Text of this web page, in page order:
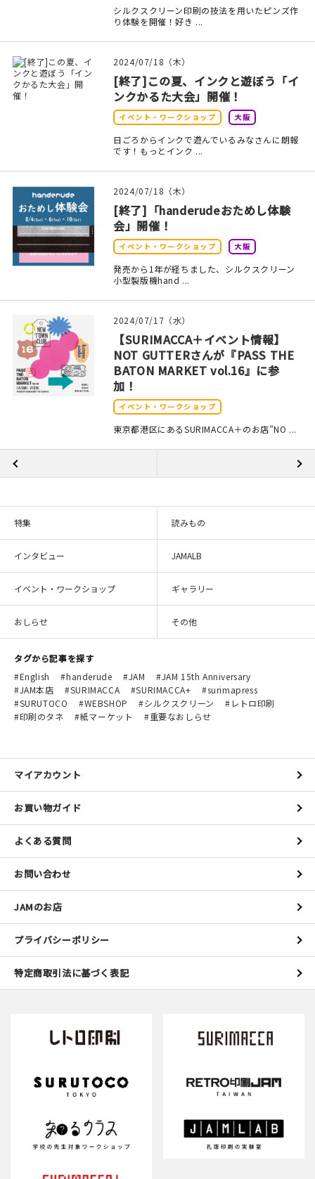
シルクスクリーン印刷の技法を用いたピンズ作
り体験を開催！好き ...
2024/07/18（木）
[終了]この夏、インクと遊ぼう「イ
ンクかるた大会」開催！
イベント・ワークショップ 大阪
日ごろからインクで遊んでいるみなさんに朗報
です！もっとインク ...
2024/07/18（木）
[終了]「handerudeおためし体験
会」開催！
イベント・ワークショップ 大阪
発売から1年が経ちました、シルクスクリーン
小型製版機hand ...
2024/07/17（水）
【SURIMACCA＋イベント情報】
NOT GUTTERさんが『PASS THE
BATON MARKET vol.16』に参
加！
イベント・ワークショップ
東京都港区にあるSURIMACCA＋のお店”NO ...
特集 読みもの
インタビュー JAMALB
イベント・ワークショップ ギャラリー
おしらせ その他
タグから記事を探す
English
handerude JAM
JAM 15th Anniversary
JAM本店
SURIMACCA SURIMACCA+
surimapress
SURUTOCO
WEBSHOP シルクスクリーン
レトロ印刷
印刷のタネ
紙マーケット 重要なおしらせ
マイアカウント
お買い物ガイド
よくある質問
お問い合わせ
JAMのお店
プライバシーポリシー
特定商取引法に基づく表記